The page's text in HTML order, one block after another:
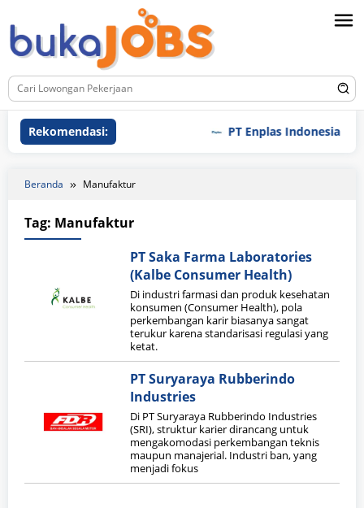
ke
konten
Rekomendasi: PT Enplas Indonesia
Beranda Manufaktur
Tag: Manufaktur
PT Saka Farma Laboratories
(Kalbe Consumer Health)
Di industri farmasi dan produk kesehatan
konsumen (Consumer Health), pola
perkembangan karir biasanya sangat
terukur karena standarisasi regulasi yang
ketat.
PT Suryaraya Rubberindo
Industries
Di PT Suryaraya Rubberindo Industries
(SRI), struktur karier dirancang untuk
mengakomodasi perkembangan teknis
maupun manajerial. Industri ban, yang
menjadi fokus